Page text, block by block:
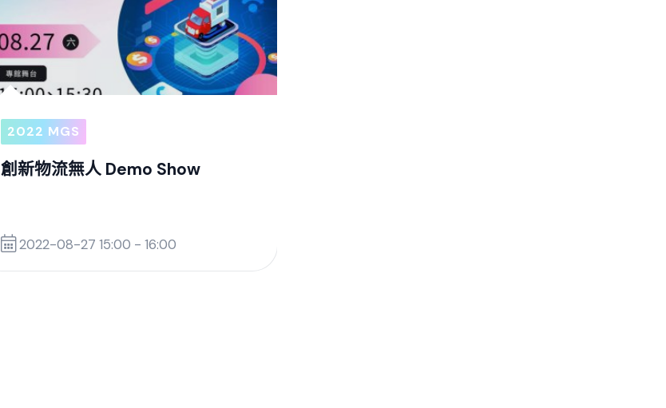
2022 MGS
創新物流無人 Demo Show
2022-08-27 15:00 - 16:00